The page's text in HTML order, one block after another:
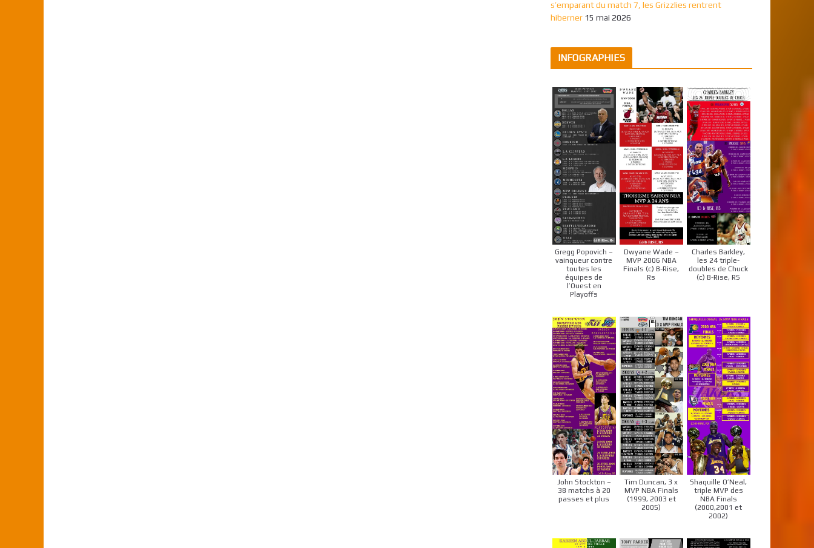
s’emparant du match 7, les Grizzlies rentrent
hiberner 15 mai 2026
INFOGRAPHIES
Gregg Popovich –
vainqueur contre
toutes les
équipes de
l’Ouest en
Playoffs
Dwyane Wade –
MVP 2006 NBA
Finals (c) B-Rise,
Rs
Charles Barkley,
les 24 triple-
doubles de Chuck
(c) B-Rise, RS
John Stockton –
38 matchs à 20
passes et plus
Tim Duncan, 3 x
MVP NBA Finals
(1999, 2003 et
2005)
Shaquille O’Neal,
triple MVP des
NBA Finals
(2000,2001 et
2002)